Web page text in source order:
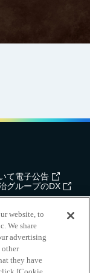
て電子公告
グループのDX
体 ）
website, to
We share
advertising
other
they have